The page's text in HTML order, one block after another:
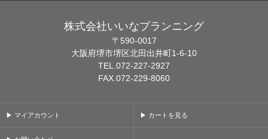
株式会社いいなプランニング
〒590-0017
大阪府堺市堺区北田出井町1-6-10
TEL.072-227-2927
FAX.072-229-8060
▶ マイアカウント ▶ カートを見る